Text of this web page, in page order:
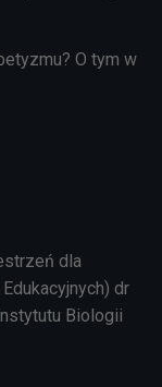
O tym w
dla
dr
Biologii